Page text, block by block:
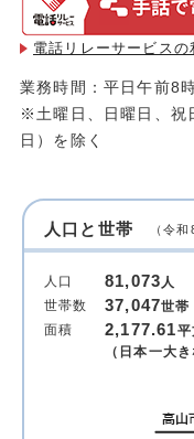
電話リレーサービスの
業務時間：平日午前8
※土曜日、日曜日、祝
日）を除く
人口と世帯 （令
人口 81,073人
世帯数
37,047世帯
面積
2,177.61
（日本一大き